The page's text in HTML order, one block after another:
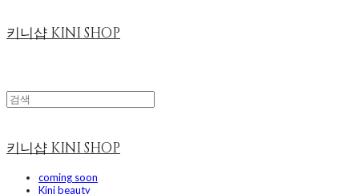
키니샵 KINI SHOP
키니샵 KINI SHOP
coming soon
Kini beauty